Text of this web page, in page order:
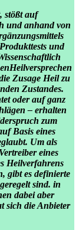
stößt auf
und anhand von
und
Heilversprechen
Zusage Heil zu
Zustandes.
oder auf ganz
– erhalten
zum
Basis eines
Um als
eines
Heilverfahrens
gibt es definierte
sind. in
dabei aber
sich die Anbieter